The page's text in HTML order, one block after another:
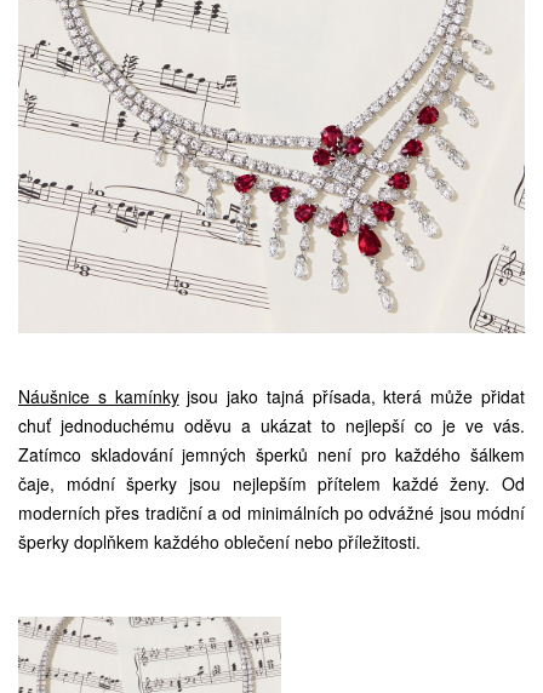
Náušnice s kamínkyjsou jako tajná přísada, která může přidat
chuť jednoduchému oděvu a ukázat to nejlepší co je ve vás.
Zatímco skladování jemných šperků není pro každého šálkem
čaje, módní šperky jsou nejlepším přítelem každé ženy. Od
moderních přes tradiční a od minimálních po odvážné jsou módní
šperky doplňkem každého oblečení nebo příležitosti.